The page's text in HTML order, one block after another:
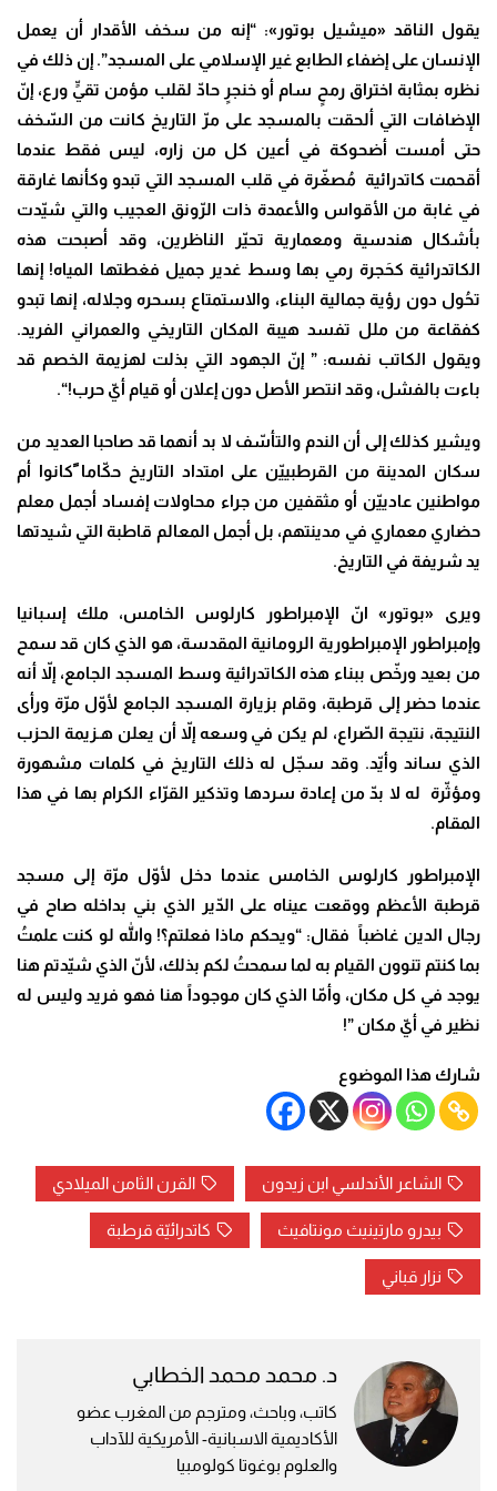
يقول الناقد «ميشيل بوتور»: “إنه من سخف الأقدار أن يعمل
الإنسان على إضفاء الطابع غير الإسلامي على المسجد”. إن ذلك في
نظره بمثابة اختراق رمحٍ سام أو خنجرٍ حادّ لقلب مؤمن تقيٍّ ورع، إنّ
الإضافات التي ألحقت بالمسجد على مرّ التاريخ كانت من السّخف
حتى أمست أضحوكة في أعين كل من زاره، ليس فقط عندما
أقحمت كاتدرائية مُصغّرة في قلب المسجد التي تبدو وكأنها غارقة
في غابة من الأقواس والأعمدة ذات الرّونق العجيب والتي شيّدت
بأشكال هندسية ومعمارية تحيّر الناظرين، وقد أصبحت هذه
الكاتدرائية كحَجرة رمي بها وسط غدير جميل فغطتها المياه! إنها
تحُول دون رؤية جمالية البناء، والاستمتاع بسحره وجلاله، إنها تبدو
كفقاعة من ملل تفسد هيبة المكان التاريخي والعمراني الفريد.
ويقول الكاتب نفسه: ” إنّ الجهود التي بذلت لهزيمة الخصم قد
باءت بالفشل، وقد انتصر الأصل دون إعلان أو قيام أيّ حرب!
“
.
ويشير كذلك إلى أن الندم والتأسّف لا بد أنهما قد صاحبا العديد من
سكان المدينة من القرطبييّن على امتداد التاريخ حكّاما ًكانوا أم
مواطنين عادييّن أو مثقفين من جراء محاولات إفساد أجمل معلم
حضاري معماري في مدينتهم، بل أجمل المعالم قاطبة التي شيدتها
يد شريفة في التاريخ.
ويرى «بوتور» انّ الإمبراطور كارلوس الخامس، ملك إسبانيا
وإمبراطور الإمبراطورية الرومانية المقدسة، هو الذي كان قد سمح
من بعيد ورخّص ببناء هذه الكاتدرائية وسط المسجد الجامع، إلاّ أنه
عندما حضر إلى قرطبة، وقام بزيارة المسجد الجامع لأوّل مرّة ورأى
النتيجة، نتيجة الصّراع، لم يكن في وسعه إلاّ أن يعلن هـزيمة الحزب
الذي ساند وأيّد. وقد سجّل له ذلك التاريخ في كلمات مشهورة
ومؤثّرة له لا بدّ من إعادة سردها وتذكير القرّاء الكرام بها في هذا
المقام.
الإمبراطور كارلوس الخامس عندما دخل لأوّل مرّة إلى مسجد
قرطبة الأعظم ووقعت عيناه على الدّير الذي بني بداخله صاح في
رجال الدين غاضباً فقال: “ويحكم ماذا فعلتم؟! والله لو كنت علمتُ
بما كنتم تنوون القيام به لما سمحتُ لكم بذلك، لأنّ الذي شيّدتم هنا
يوجد في كل مكان، وأمّا الذي كان موجوداً هنا فهو فريد وليس له
نظير في أيّ مكان ”!
شارك هذا الموضوع
الشاعر الأندلسي ابن زيدون القرن الثامن الميلادي
بيدرو مارتينيث مونتافيث كاتدرائيّة قرطبة
نزار قباني
د. محمد محمد الخطابي
كاتب، وباحث، ومترجم من المغرب عضو
الأكاديمية الاسبانية- الأمريكية للآداب
والعلوم بوغوتا كولومبيا